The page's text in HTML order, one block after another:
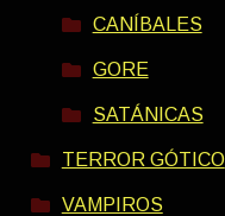
CANÍBALES
GORE
SATÁNICAS
TERROR GÓTICO
VAMPIROS